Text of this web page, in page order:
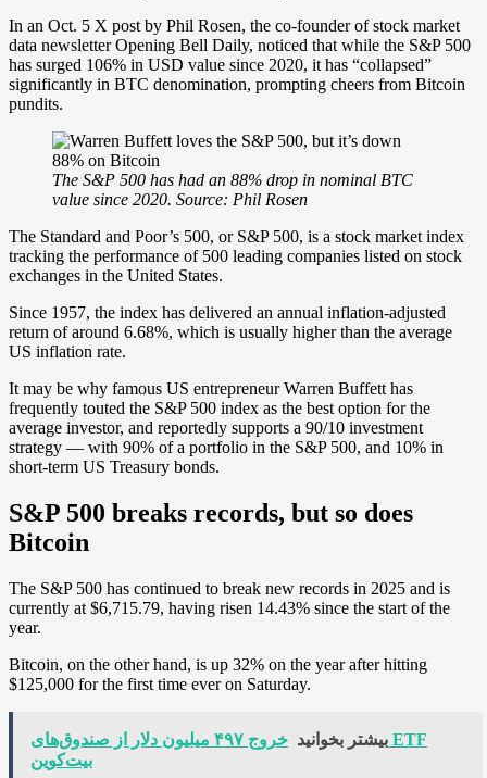
In an Oct. 5 X post by Phil Rosen, the co-founder of stock market
data newsletter Opening Bell Daily, noticed that while the S&P 500
has surged 106% in USD value since 2020, it has “collapsed”
significantly in BTC denomination, prompting cheers from Bitcoin
pundits.
The S&P 500 has had an 88% drop in nominal BTC
value since 2020. Source: Phil Rosen
The Standard and Poor’s 500, or S&P 500, is a stock market index
tracking the performance of 500 leading companies listed on stock
exchanges in the United States.
Since 1957, the index has delivered an annual inflation-adjusted
return of around 6.68%, which is usually higher than the average
US inflation rate.
It may be why famous US entrepreneur Warren Buffett has
frequently touted the S&P 500 index as the best option for the
average investor, and reportedly supports a 90/10 investment
strategy — with 90% of a portfolio in the S&P 500, and 10% in
short-term US Treasury bonds.
S&P 500 breaks records, but so does
Bitcoin
The S&P 500 has continued to break new records in 2025 and is
currently at $6,715.79, having risen 14.43% since the start of the
year.
Bitcoin, on the other hand, is up 32% on the year after hitting
$125,000 for the first time ever on Saturday.
بیشتر بخوانید
خروج ۴۹۷ میلیون دلار از صندوق‌های ETF
بیت‌کوین